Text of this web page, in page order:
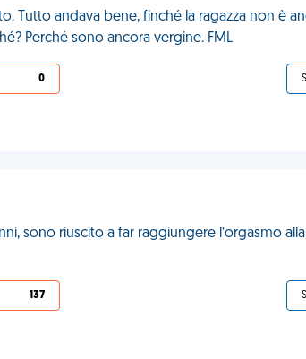
Tutto andava bene, finché la ragazza non è
Perché sono ancora vergine. FML
0
sono riuscito a far raggiungere l’orgasmo
137